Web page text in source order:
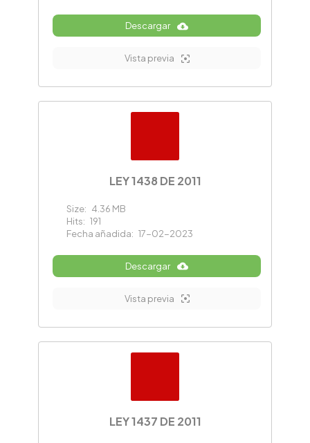
Descargar
Vista previa
LEY 1438 DE 2011
Size: 4.36 MB
Hits: 191
Fecha añadida: 17-02-2023
Descargar
Vista previa
LEY 1437 DE 2011